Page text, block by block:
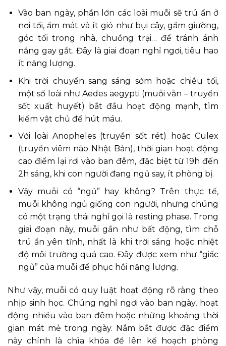
Vào ban ngày, phần lớn các loài muỗi sẽ trú ẩn ở
nơi tối, ẩm mát và ít gió như bụi cây, gầm giường,
góc tối trong nhà, chuồng trại… để tránh ánh
nắng gay gắt. Đây là giai đoạn nghỉ ngơi, tiêu hao
ít năng lượng.
Khi trời chuyển sang sáng sớm hoặc chiều tối,
một số loài như Aedes aegypti (muỗi vằn – truyền
sốt xuất huyết) bắt đầu hoạt động mạnh, tìm
kiếm vật chủ để hút máu.
Với loài Anopheles (truyền sốt rét) hoặc Culex
(truyền viêm não Nhật Bản), thời gian hoạt động
cao điểm lại rơi vào ban đêm, đặc biệt từ 19h đến
2h sáng, khi con người đang ngủ say, ít phòng bị.
Vậy muỗi có “ngủ” hay không? Trên thực tế,
muỗi không ngủ giống con người, nhưng chúng
có một trạng thái nghỉ gọi là resting phase. Trong
giai đoạn này, muỗi gần như bất động, tìm chỗ
trú ẩn yên tĩnh, nhất là khi trời sáng hoặc nhiệt
độ môi trường quá cao. Đây được xem như “giấc
ngủ” của muỗi để phục hồi năng lượng.
Như vậy, muỗi có quy luật hoạt động rõ ràng theo
nhịp sinh học. Chúng nghỉ ngơi vào ban ngày, hoạt
động nhiều vào ban đêm hoặc những khoảng thời
gian mát mẻ trong ngày. Nắm bắt được đặc điểm
này chính là chìa khóa để lên kế hoạch phòng